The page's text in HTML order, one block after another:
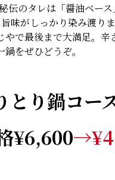
伝のタレは「醤油ベー
味がしっかり染み渡り
で最後まで大満足。辛
をぜひどうぞ。
り鍋コー
¥6,600→¥4